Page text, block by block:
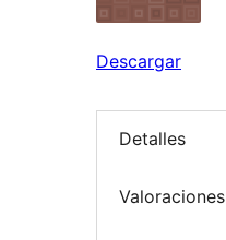
Descargar
Detalles
Valoraciones